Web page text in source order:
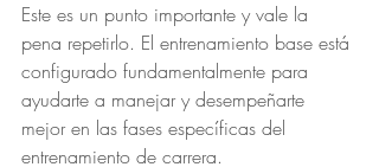
Este es un punto importante y vale la
pena repetirlo. El entrenamiento base está
configurado fundamentalmente para
ayudarte a manejar y desempeñarte
mejor en las fases específicas del
entrenamiento de carrera.